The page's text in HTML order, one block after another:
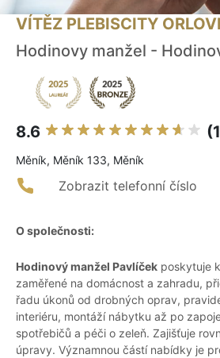
VÍTĚZ PLEBISCITY
Hodinovy manžel -
8.6
Měník, Měník 133, Měník
Zobrazit telefonní číslo
O společnosti:
Hodinový manžel Pavlíček poskytuje
zaměřené na domácnost a zahradu,
řadu úkonů od drobných oprav,
interiéru, montáží nábytku až po
spotřebičů a péči o zeleň. Zajišťuje
úpravy. Významnou částí nabídky je